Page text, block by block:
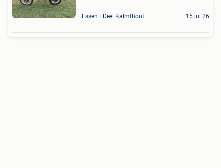
Essen +Deel Kalmthout 15 jul 26